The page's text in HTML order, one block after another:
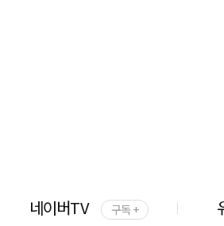
네이버TV 구독 +